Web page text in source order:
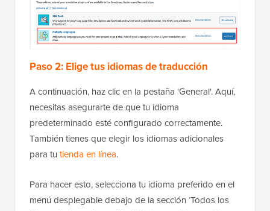
Paso 2: Elige tus idiomas de traducción
A continuación, haz clic en la pestaña 'General'. Aquí,
necesitas asegurarte de que tu idioma
predeterminado esté configurado correctamente.
También tienes que elegir los idiomas adicionales
para tu tienda en línea.
Para hacer esto, selecciona tu idioma preferido en el
menú desplegable debajo de la sección ‘Todos los